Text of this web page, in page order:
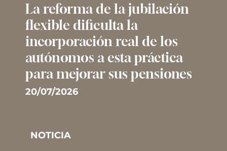
La reforma de la jubilación
flexible dificulta la
incorporación real de los
autónomos a esta práctica
para mejorar sus pensiones
20/07/2026
NOTICIA